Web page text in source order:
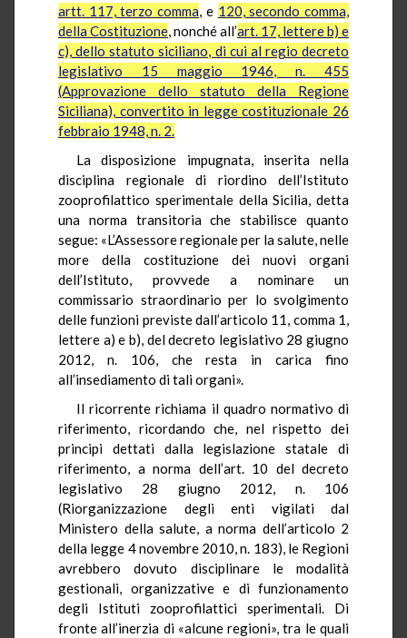
artt. 117, terzo comma, e 120, secondo comma,
della Costituzione, nonché all’art. 17, lettere b) e
c), dello statuto siciliano, di cui al regio decreto
legislativo 15 maggio 1946, n. 455
(Approvazione dello statuto della Regione
Siciliana), convertito in legge costituzionale 26
febbraio 1948, n. 2.
La disposizione impugnata, inserita nella
disciplina regionale di riordino dell’Istituto
zooprofilattico sperimentale della Sicilia, detta
una norma transitoria che stabilisce quanto
segue: «L’Assessore regionale per la salute, nelle
more della costituzione dei nuovi organi
dell’Istituto, provvede a nominare un
commissario straordinario per lo svolgimento
delle funzioni previste dall’articolo 11, comma 1,
lettere a) e b), del decreto legislativo 28 giugno
2012, n. 106, che resta in carica fino
all’insediamento di tali organi».
Il ricorrente richiama il quadro normativo di
riferimento, ricordando che, nel rispetto dei
principi dettati dalla legislazione statale di
riferimento, a norma dell’art. 10 del decreto
legislativo 28 giugno 2012, n. 106
(Riorganizzazione degli enti vigilati dal
Ministero della salute, a norma dell’articolo 2
della legge 4 novembre 2010, n. 183), le Regioni
avrebbero dovuto disciplinare le modalità
gestionali, organizzative e di funzionamento
degli Istituti zooprofilattici sperimentali. Di
fronte all’inerzia di «alcune regioni», tra le quali